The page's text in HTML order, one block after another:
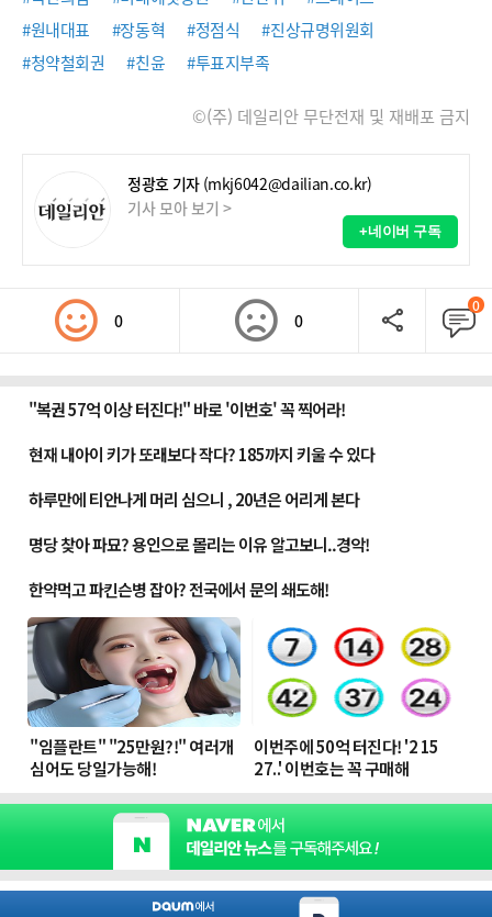
#원내대표
#장동혁 #정점식
#진상규명위원회
#청약철회권
#친윤 #투표지부족
©(주) 데일리안 무단전재 및 재배포 금지
정광호 기자 (mkj6042@dailian.co.kr)
기사 모아 보기 >
+네이버 구독
0 0
0